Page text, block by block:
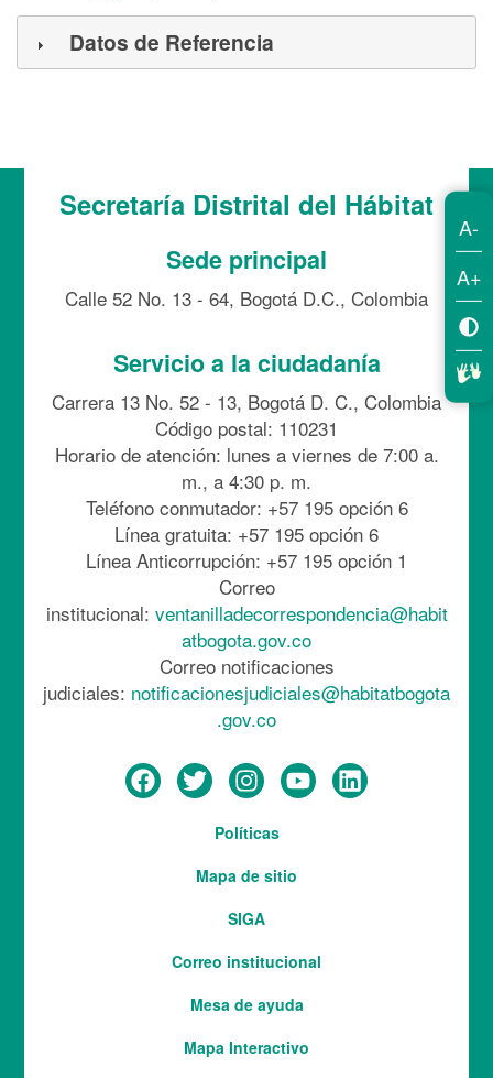
Datos de Referencia
Secretaría Distrital del Hábitat
Sede principal
Calle 52 No. 13 - 64, Bogotá D.C., Colombia
Servicio a la ciudadanía
Carrera 13 No. 52 - 13, Bogotá D. C., Colombia
Código postal: 110231
Horario de atención: lunes a viernes de 7:00 a.
m., a 4:30 p. m.
Teléfono conmutador: +57 195 opción 6
Línea gratuita: +57 195 opción 6
Línea Anticorrupción: +57 195 opción 1
Correo
institucional: ventanilladecorrespondencia@habit
atbogota.gov.co
Correo notificaciones
judiciales: notificacionesjudiciales@habitatbogota
.gov.co
Políticas
Mapa de sitio
SIGA
Correo institucional
Mesa de ayuda
Mapa Interactivo
A-
A+